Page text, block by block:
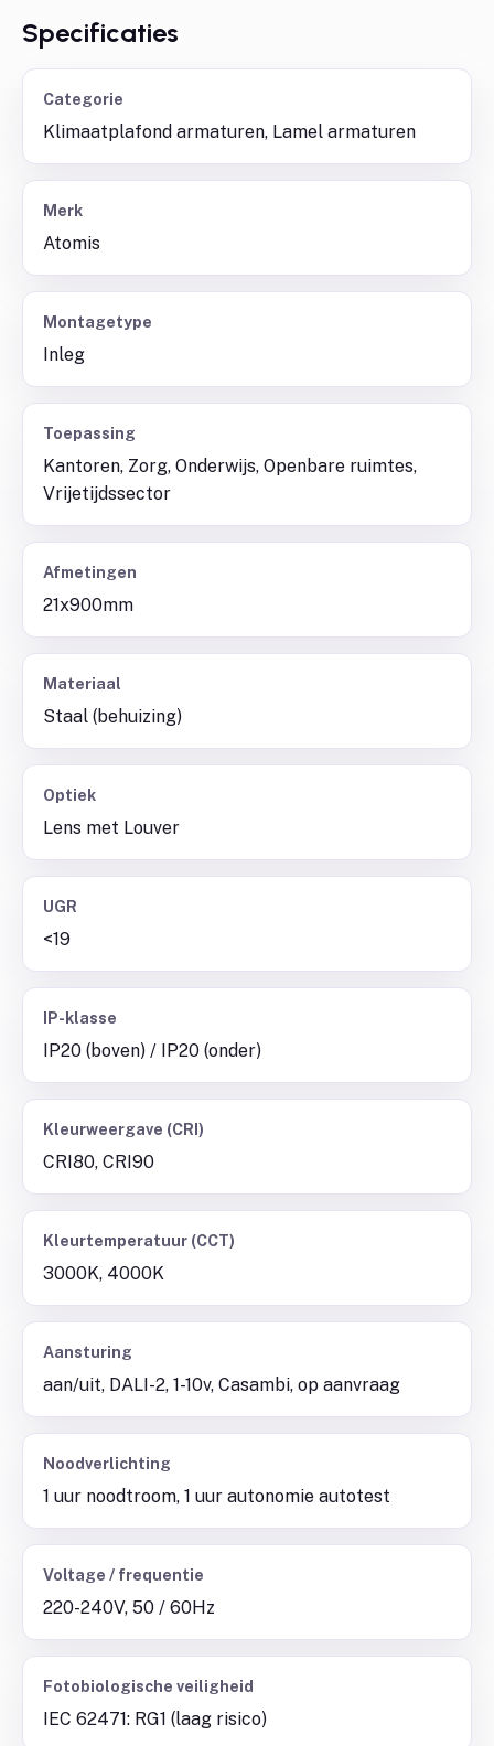
Specificaties
Categorie
Klimaatplafond armaturen, Lamel armaturen
Merk
Atomis
Montagetype
Inleg
Toepassing
Kantoren, Zorg, Onderwijs, Openbare ruimtes,
Vrijetijdssector
Afmetingen
21x900mm
Materiaal
Staal (behuizing)
Optiek
Lens met Louver
UGR
<19
IP-klasse
IP20 (boven) / IP20 (onder)
Kleurweergave (CRI)
CRI80, CRI90
Kleurtemperatuur (CCT)
3000K, 4000K
Aansturing
aan/uit, DALI-2, 1-10v, Casambi, op aanvraag
Noodverlichting
1 uur noodtroom, 1 uur autonomie autotest
Voltage / frequentie
220-240V, 50 / 60Hz
Fotobiologische veiligheid
IEC 62471: RG1 (laag risico)